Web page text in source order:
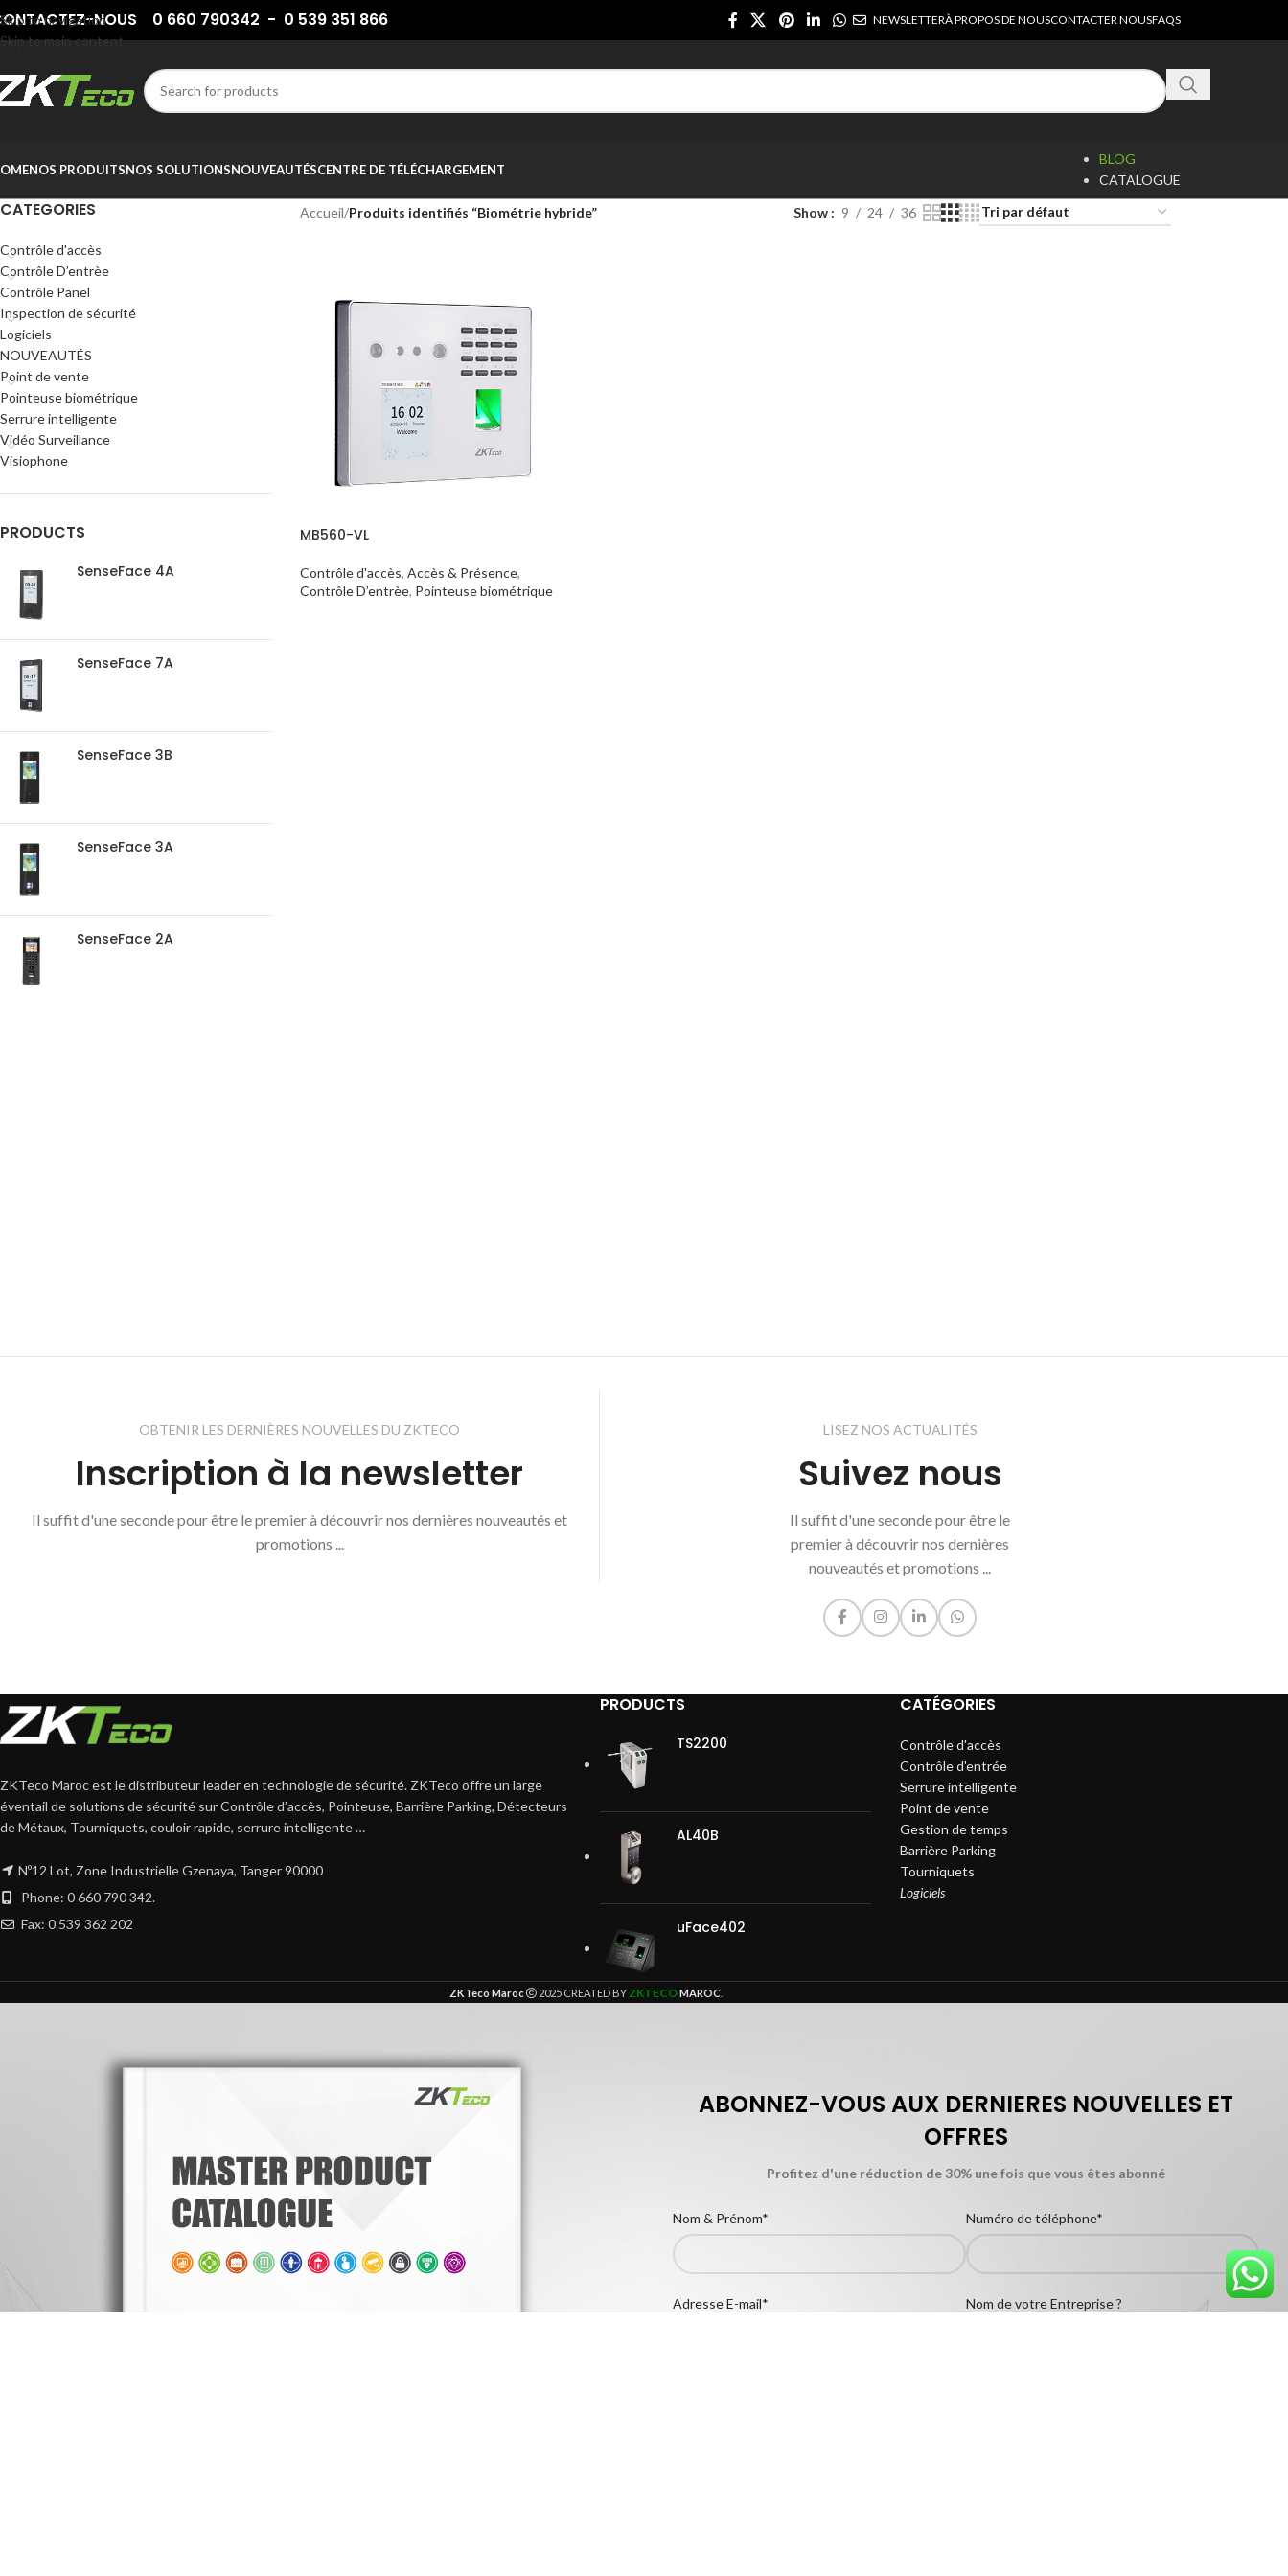
Skip to navigation
Skip to main content
NOUS 0 660 790342 - 0 539 351 866 NEWSLETTERÀ PROPOS DE NOUSCONTACTER NOUSFAQS
NOS PRODUITSNOS SOLUTIONSNOUVEAUTÉSCENTRE DE TÉLÉCHARGEMENT
BLOG
CATALOGUE
CATEGORIES
Contrôle d'accès
Contrôle D’entrèe
Contrôle Panel
Inspection de sécurité
Logiciels
NOUVEAUTÉS
Point de vente
Pointeuse biométrique
Serrure intelligente
Vidéo Surveillance
Visiophone
PRODUCTS
SenseFace 4A
SenseFace 7A
SenseFace 3B
SenseFace 3A
SenseFace 2A
Accueil/Produits identifiés “Biométrie hybride” Show 9 24 36
MB560-VL
Contrôle d'accès, Accès & Présence,
Contrôle D’entrèe, Pointeuse biométrique
OBTENIR LES DERNIÈRES NOUVELLES DU ZKTECO
Inscription à la newsletter
Il suffit d'une seconde pour être le premier à découvrir nos dernières nouveautés et
promotions ...
LISEZ NOS ACTUALITÉS
Suivez nous
Il suffit d'une seconde pour être le
premier à découvrir nos dernières
nouveautés et promotions ...
ZKTeco Maroc est le distributeur leader en technologie de sécurité. ZKTeco offre un large
éventail de solutions de sécurité sur Contrôle d’accès, Pointeuse, Barrière Parking, Détecteurs
de Métaux, Tourniquets, couloir rapide, serrure intelligente …
Nº12 Lot, Zone Industrielle Gzenaya, Tanger 90000
Phone: 0 660 790 342.
Fax: 0 539 362 202
PRODUCTS
TS2200
AL40B
uFace402
CATÉGORIES
Contrôle d'accès
Contrôle d'entrée
Serrure intelligente
Point de vente
Gestion de temps
Barrière Parking
Tourniquets
Logiciels
ZKTeco Maroc 2025 CREATED BY ZKTECOMAROC
ABONNEZ-VOUS AUX DERNIERES NOUVELLES ET
OFFRES
Profitez d'une réduction de 30% une fois que vous êtes abonné
Nom & Prénom* Numéro de téléphone*
Adresse E-mail* Nom de votre Entreprise ?